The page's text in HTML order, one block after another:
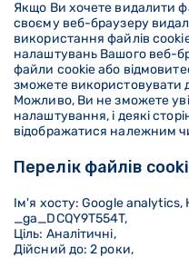
Якщо Ви хочете видалити
своєму веб-браузеру
використання файлів
налаштувань Вашого веб-
файли cookie або
зможете використовувати
Можливо, Ви не зможете
налаштування, і деякі
відображатися належним
Перелік файлів
Ім'я хосту: Google analytics,
_ga_DCQY9T554T,
Ціль: Аналітичні,
Дійсний до: 2 роки,